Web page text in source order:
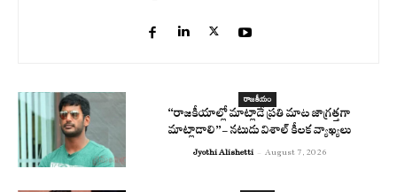
రాజకీయం
“రాజకీయాల్లో మాట్లాడే ప్రతి మాట జాగ్రత్తగా
మాట్లాడాలి”- నటుడు విశాల్ కీలక వ్యాఖ్యలు
Jyothi Alishetti - August 7, 2026